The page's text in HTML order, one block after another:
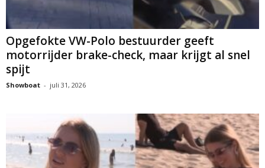
Opgefokte VW-Polo bestuurder geeft
motorrijder brake-check, maar krijgt al snel
spijt
Showboat - juli 31, 2026